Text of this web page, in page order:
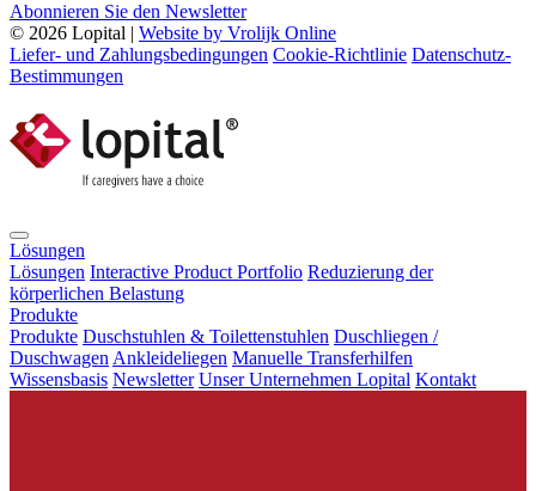
Abonnieren Sie den Newsletter
© 2026 Lopital | Website by Vrolijk Online
Liefer- und Zahlungsbedingungen Cookie-Richtlinie Datenschutz-
Bestimmungen
Lösungen
Lösungen Interactive Product Portfolio Reduzierung der
körperlichen Belastung
Produkte
Produkte Duschstuhlen & Toilettenstuhlen Duschliegen /
DuschwagenAnkleideliegen Manuelle Transferhilfen
Wissensbasis Newsletter Unser Unternehmen Lopital Kontakt